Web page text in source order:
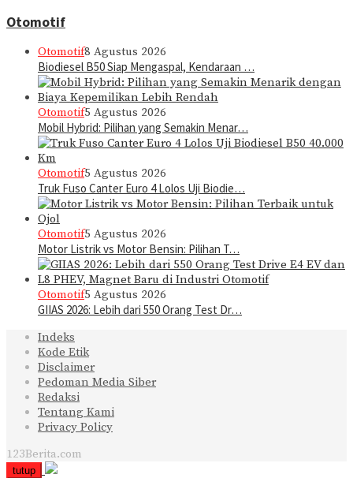
Otomotif
Otomotif8 Agustus 2026
Biodiesel B50 Siap Mengaspal, Kendaraan …
Otomotif5 Agustus 2026
Mobil Hybrid: Pilihan yang Semakin Menar…
Otomotif5 Agustus 2026
Truk Fuso Canter Euro 4 Lolos Uji Biodie…
Otomotif5 Agustus 2026
Motor Listrik vs Motor Bensin: Pilihan T…
Otomotif5 Agustus 2026
GIIAS 2026: Lebih dari 550 Orang Test Dr…
Indeks
Kode Etik
Disclaimer
Pedoman Media Siber
Redaksi
Tentang Kami
Privacy Policy
123Berita.com
tutup